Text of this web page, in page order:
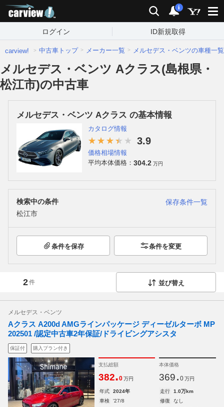
検索 通知
i
ログイン ID新規取得
carview! 中古車トップ メーカー一覧 メルセデス・ベンツの車種一覧
メルセデス・ベンツ Aクラス(島根県・
松江市)の中古車
メルセデス・ベンツ Aクラス の基本情報
カタログ情報
3.9
価格相場情報
平均本体価格： 304.2 万円
検索中の条件
保存条件一覧
松江市
条件を保存 条件を変更
2件 並び替え
メルセデス・ベンツ
Aクラス A200d AMGラインパッケージ ディーゼルターボ MP
202501 /認定中古車2年保証/ドライビングアシスタ
保証付 購入プラン付き
支払総額
382.0 万円
本体価格
369. 0 万円
年式 2024年 走行
1.0万km
車検
'27/8 修復
なし